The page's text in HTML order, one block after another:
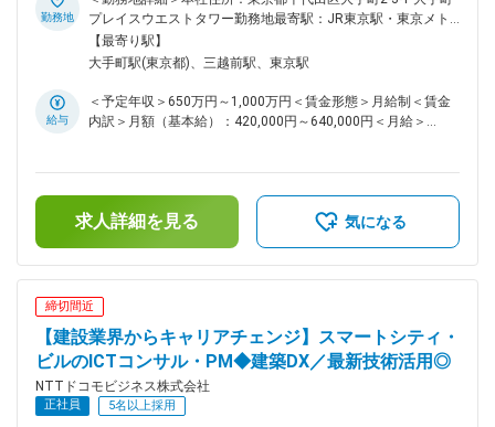
建設工事の施工管理を行っている組織です。また組織内の安全
管理および、建業法対応支援、施工管理技術者育成を行いま
す。 ＜体制＞ 担当部長1名、担当課長6名、シニアテクニカル
マネージャー1名、主査9名、担当39名 変更の範囲：会社の定
す。 【概要】 アリーナ/スタジアム、オフィス、商業、ホテル
や、それらの複合施設や街区全体へ、先進的なスマートソリュ
ーションの導入をはじめ、データ利活用基盤も含めた最先端の
コンサル業務 ・プロジェクトマネジメント業務 ・現場代理人
業務 ・ICT設備の設計、構築業務 ・施工管理、安全管理、品
タジアム/アリーナ等、自分たちの造り上げたものが目に見え
る形で世の中に残り、人々の喜びや熱狂を生み出すことにも繋
がる非常にやりがいのあるビジネスです！ また、1つの物件で
も数十億円規模となる非常に大規模なビジネスです。デベロッ
多くのステークホルダーとパートナーシップを組んで多岐に渡
る経験を積むことが出来ます。 ■配属組織_紹介 私たちの職場
は都市開発とスマートテクノロジーの融合により、持続可能で
心豊かな未来都市を創造し、地域社会とそこに暮らす人々の可
能性を最大限に引き出していくことに挑戦しています。チーム
ワークよく、コミュニケーションよく風通しのよい職場ですの
で、一緒に仕事を楽しみながら共に成長していきましょう！
変更の範囲：会社の定める業務
勤務地
プレイスウエストタワー勤務地最寄駅：JR東京駅・東京メト
ロ大手町駅受動喫煙対策：屋内全面禁煙変更の範囲：会社の定
める事業所（リモートワーク含む）
【最寄り駅】
大手町駅(東京都)、三越前駅、東京駅
給与
＜予定年収＞650万円～1,000万円＜賃金形態＞月給制＜賃金
内訳＞月額（基本給）：420,000円～640,000円＜月給＞
(月額)は固定手当を含めた表記です。
求人詳細を見る 気になる
締切間近
【建設業界からキャリアチェンジ】スマートシティ・
ビルのICTコンサル・PM◆建築DX／最新技術活用◎
NTTドコモビジネス株式会社
正社員 5名以上採用